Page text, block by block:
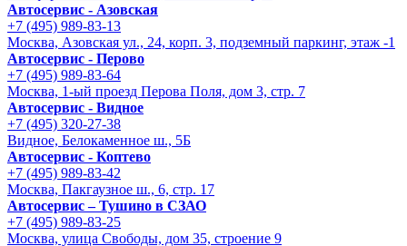
Автосервис - Азовская
+7 (495) 989-83-13
Москва, Азовская ул., 24, корп. 3, подземный паркинг, этаж -1
Автосервис - Перово
+7 (495) 989-83-64
Москва, 1-ый проезд Перова Поля, дом 3, стр. 7
Автосервис - Видное
+7 (495) 320-27-38
Видное, Белокаменное ш., 5Б
Автосервис - Коптево
+7 (495) 989-83-42
Москва, Пакгаузное ш., 6, стр. 17
Автосервис – Тушино в СЗАО
+7 (495) 989-83-25
Москва, улица Свободы, дом 35, строение 9